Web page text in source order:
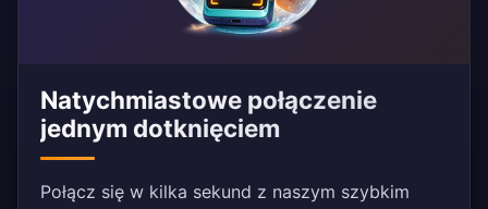
Natychmiastowe połączenie
jednym dotknięciem
Połącz się w kilka sekund z naszym szybkim